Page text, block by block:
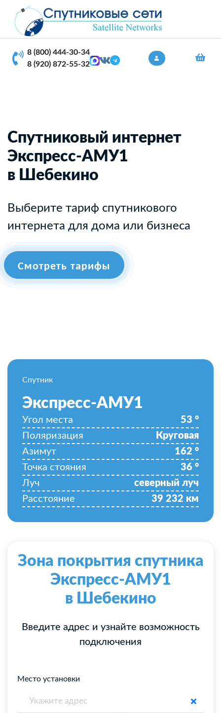
8 (800) 444-30-34
8 (920) 872-55-32
Спутниковый интернет
Экспресс-АМУ1
в Шебекино
Выберите тариф спутникового
интернета для дома или бизнеса
Смотреть тарифы
Спутник
Экспресс-АМУ1
Угол места 53 °
Поляризация
Круговая
Азимут
162 °
Точка стояния
36 °
Луч
северный луч
Расстояние
39 232 км
Зона покрытия спутника
Экспресс-АМУ1
в Шебекино
Введите адрес и узнайте возможность
подключения
Место установки